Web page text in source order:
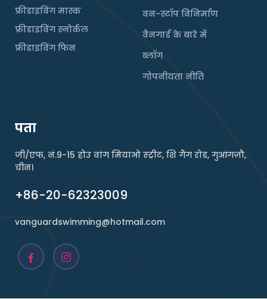
फ्रीडाइविंग मास्क
फ्रीडाइविंग स्नोर्कल
फ्रीडाइविंग फिन
वन-स्टॉप विनिर्माण
वैनगार्ड के बारे में
ब्लॉग
गोपनीयता नीति
पता
जी/एफ, नं.9-15 होउ वांग मियाओ स्ट्रीट, शि गैंग रोड, गुआंगज़ौ,
चीन।
+86-20-62323009
vanguardswimming@hotmail.com